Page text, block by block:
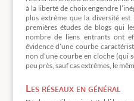
à la liberté de choix engendre
plus extrême que la diversité
premières études de blogs qui
nombre de liens entrants ont
évidence d’une courbe
non d’une courbe en cloche (qui
peu près, sauf cas extrêmes, le
Les réseaux en général